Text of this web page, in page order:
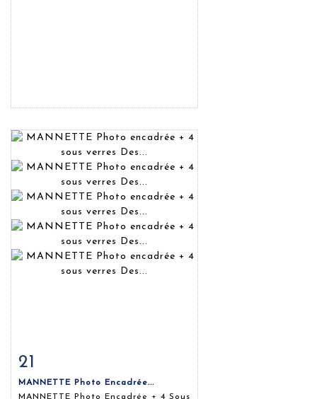
Fiche détaillée
21
MANNETTE Photo Encadrée...
MANNETTE Photo Encadrée + 4 Sous